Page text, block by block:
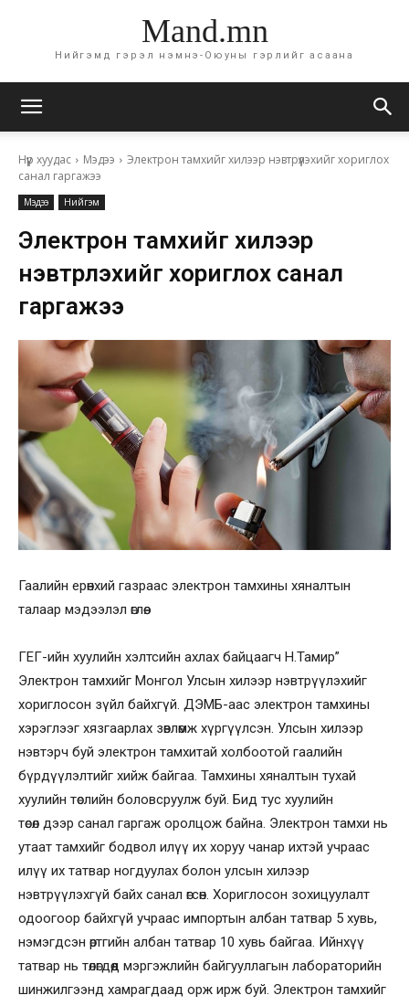
Mand.mn
Нийгэмд гэрэл нэмнэ-Оюуны гэрлийг асаана
Нүүр хуудас Мэдээ
Электрон тамхийг хилээр нэвтрүүлэхийг хориглох
санал гаргажээ
Мэдээ Нийгэм
Электрон тамхийг хилээр
нэвтрүүлэхийг хориглох санал
гаргажээ
Гаалийн ерөнхий газраас электрон тамхины хяналтын
талаар мэдээлэл өглөө.
ГЕГ-ийн хуулийн хэлтсийн ахлах байцаагч Н.Тамир”
Электрон тамхийг Монгол Улсын хилээр нэвтрүүлэхийг
хориглосон зүйл байхгүй. ДЭМБ-аас электрон тамхины
хэрэглээг хязгаарлах зөвлөмж хүргүүлсэн. Улсын хилээр
нэвтэрч буй электрон тамхитай холбоотой гаалийн
бүрдүүлэлтийг хийж байгаа. Тамхины хяналтын тухай
хуулийн төслийн боловсруулж буй. Бид тус хуулийн
төсөл дээр санал гаргаж оролцож байна. Электрон тамхи нь
утаат тамхийг бодвол илүү их хоруу чанар ихтэй учраас
илүү их татвар ногдуулах болон улсын хилээр
нэвтрүүлэхгүй байх санал өгсөн. Хориглосон зохицуулалт
одоогоор байхгүй учраас импортын албан татвар 5 хувь,
нэмэгдсэн өртгийн албан татвар 10 хувь байгаа. Ийнхүү
татвар нь төлөгдөөд мэргэжлийн байгууллагын лабораторийн
шинжилгээнд хамрагдаад орж ирж буй. Электрон тамхийг